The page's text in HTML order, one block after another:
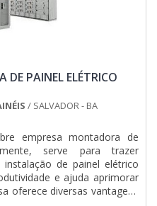
penetrante;Teste
não
destaque ao funcionamento
De modo breve e resumido,
pelos gases de
satisfação dos clientes, a
em serviços de
de caldeiras, vasos de
diversos outros produtos.
um dos veículos de
DE PAINEL ELÉTRICO
/ SALVADOR - BA
empresa montadora de
serve para trazer
de painel elétrico
e ajuda aprimorar
oferece diversas vantagens